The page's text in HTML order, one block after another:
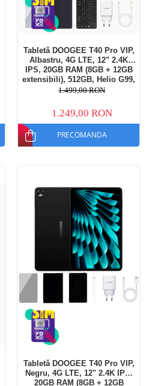
Tabletă DOOGEE T40 Pro VIP,
Albastru, 4G LTE, 12" 2.4K
IPS, 20GB RAM (8GB + 12GB
extensibili), 512GB, Helio G99,
10800mAh, 33W, Android 14,
1.499,00 RON
1.249,00 RON
PRECOMANDA
Tabletă DOOGEE T40 Pro VIP,
Negru, 4G LTE, 12" 2.4K IPS,
20GB RAM (8GB + 12GB